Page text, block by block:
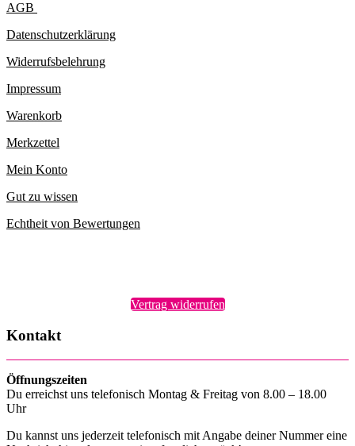
AGB
Datenschutzerklärung
Widerrufsbelehrung
Impressum
Warenkorb
Merkzettel
Mein Konto
Gut zu wissen
Echtheit von Bewertungen
Vertrag widerrufen
Kontakt
Öffnungszeiten
Du erreichst uns telefonisch Montag & Freitag von 8.00 – 18.00
Uhr
Du kannst uns jederzeit telefonisch mit Angabe deiner Nummer eine